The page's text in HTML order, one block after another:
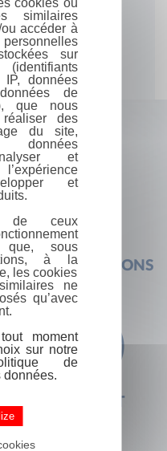
AUX QUESTIONS
CONTACT
similaires
accéder à
sur
IP, données
de
que nous
des
du site,
données
et
et
de ceux
sous
à la
les cookies
ne
qu’avec
moment
sur notre
de
données.